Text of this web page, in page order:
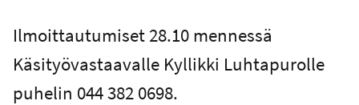
Ilmoittautumiset 28.10 mennessä
Käsityövastaavalle Kyllikki Luhtapurolle
puhelin 044 382 0698.